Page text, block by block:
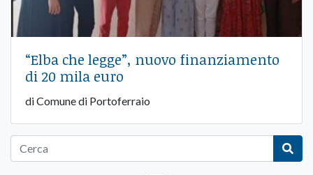
“Elba che legge”, nuovo finanziamento
di 20 mila euro
di Comune di Portoferraio